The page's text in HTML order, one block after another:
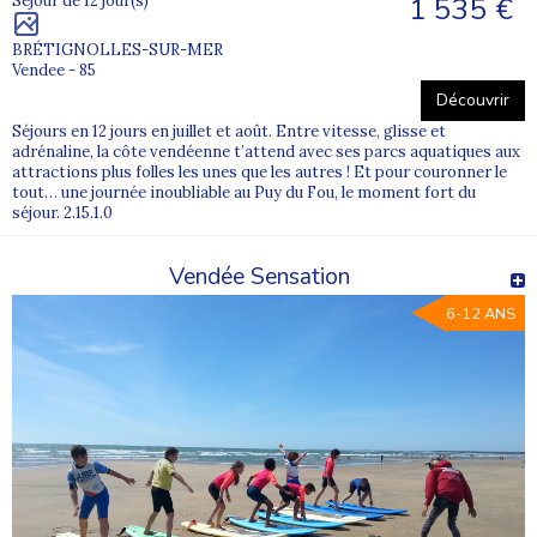
Pour aller plus loin
Quelles sont les meilleures colonies de vacances ?
Comment se passe une colonie de vacances ?
BRÉTIGNOLLES-SUR-MER
Vendee - 85
1 535 €
Découvrir
Séjours en 12 jours en juillet et août. Entre vitesse, glisse et
adrénaline, la côte vendéenne t’attend avec ses parcs aquatiques aux
attractions plus folles les unes que les autres ! Et pour couronner le
tout… une journée inoubliable au Puy du Fou, le moment fort du
séjour. 2.15.1.0
Vendée Sensation
6-12 ANS